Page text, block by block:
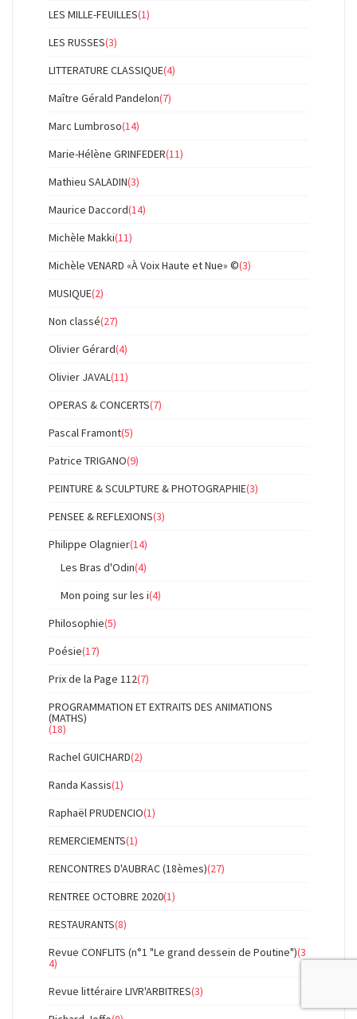
LES MILLE-FEUILLES(1)
LES RUSSES(3)
LITTERATURE CLASSIQUE(4)
Maître Gérald Pandelon(7)
Marc Lumbroso(14)
Marie-Hélène GRINFEDER(11)
Mathieu SALADIN(3)
Maurice Daccord(14)
Michèle Makki(11)
Michèle VENARD «À Voix Haute et Nue» ©(3)
MUSIQUE(2)
Non classé(27)
Olivier Gérard(4)
Olivier JAVAL(11)
OPERAS & CONCERTS(7)
Pascal Framont(5)
Patrice TRIGANO(9)
PEINTURE & SCULPTURE & PHOTOGRAPHIE(3)
PENSEE & REFLEXIONS(3)
Philippe Olagnier(14)
Les Bras d'Odin(4)
Mon poing sur les i(4)
Philosophie(5)
Poésie(17)
Prix de la Page 112(7)
PROGRAMMATION ET EXTRAITS DES ANIMATIONS
(MATHS)
(18)
Rachel GUICHARD(2)
Randa Kassis(1)
Raphaël PRUDENCIO(1)
REMERCIEMENTS(1)
RENCONTRES D'AUBRAC (18èmes)(27)
RENTREE OCTOBRE 2020(1)
RESTAURANTS(8)
Revue CONFLITS (n°1 "Le grand dessein de Poutine")(3
4)
Revue littéraire LIVR'ARBITRES(3)